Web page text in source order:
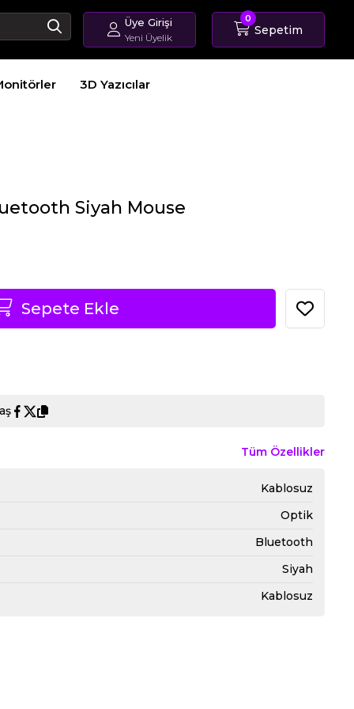
Üye Girişi
Yeni Üyelik
Üye Ol
0
Sepetim
3D Yazıcılar
Siyah Mouse
Sepete Ekle
Tüm Özellikler
Kablosuz
Optik
Bluetooth
Siyah
Kablosuz